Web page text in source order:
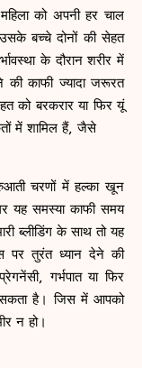
को अपनी हर चाल
बच्चे दोनों की सेहत
के दौरान शरीर में
काफी ज्यादा जरूरत
को बरकरार या फिर यूं
में शामिल हैं, जैसे
चरणों में हल्का खून
यह समस्या काफी समय
ब्लीडिंग के साथ तो यह
पर तुरंत ध्यान देने की
गर्भपात या फिर
सकता है। जिस में आपको
न हो।